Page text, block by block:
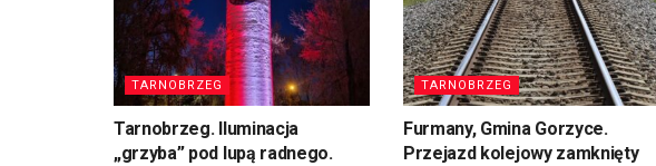
TARNOBRZEG
Tarnobrzeg. Iluminacja
„grzyba” pod lupą radnego.
TARNOBRZEG
Furmany, Gmina Gorzyce.
Przejazd kolejowy zamknięty